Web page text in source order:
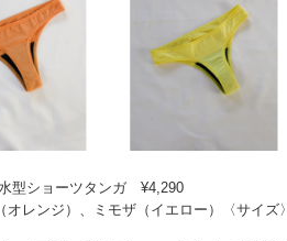
型ショーツタンガ ¥4,290
オレンジ）、ミモザ（イエロー）〈サイズ